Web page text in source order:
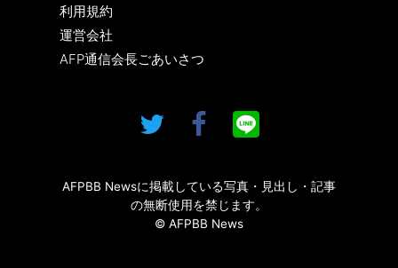
利用規約
運営会社
AFP通信会長ごあいさつ
AFPBB Newsに掲載している写真・見出し・記事
の無断使用を禁じます。
© AFPBB News